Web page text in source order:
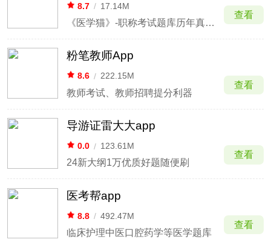
8.7 / 17.14M
《医学猫》-职称考试题库历年真题版
查看
粉笔教师App
8.6 / 222.15M
教师考试、教师招聘提分利器
查看
导游证雷大大app
0.0 / 123.61M
24新大纲1万优质好题随便刷
查看
医考帮app
8.8 / 492.47M
临床护理中医口腔药学等医学题库
查看